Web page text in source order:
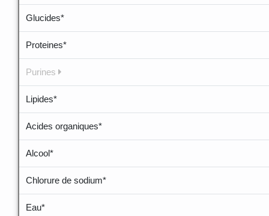
Glucides*
Proteines*
Purines
Lipides*
Acides organiques*
Alcool*
Chlorure de sodium*
Eau*